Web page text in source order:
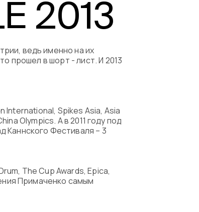
вопросы
2013
ведь именно на их
прошел в шорт - лист. И 2013
International, Spikes Asia, Asia
Olympics. А в 2011 году под
Каннского Фестиваля – 3
The Cup Awards, Epica,
Примаченко самым